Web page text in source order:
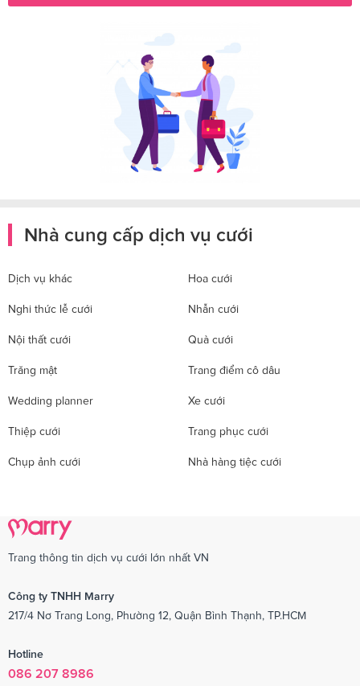
Nhà cung cấp dịch vụ cưới
Dịch vụ khác Hoa cưới
Nghi thức lễ cưới Nhẫn cưới
Nội thất cưới Quà cưới
Trăng mật Trang điểm cô dâu
Wedding planner Xe cưới
Thiệp cưới Trang phục cưới
Chụp ảnh cưới Nhà hàng tiệc cưới
Trang thông tin dịch vụ cưới lớn nhất VN
Công ty TNHH Marry
217/4 Nơ Trang Long, Phường 12, Quận Bình Thạnh, TP.HCM
Hotline
086 207 8986